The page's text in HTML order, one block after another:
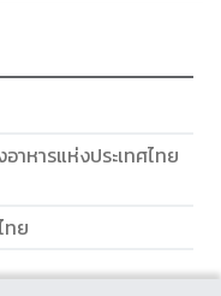
าหารแห่งประเทศไทย
ทย